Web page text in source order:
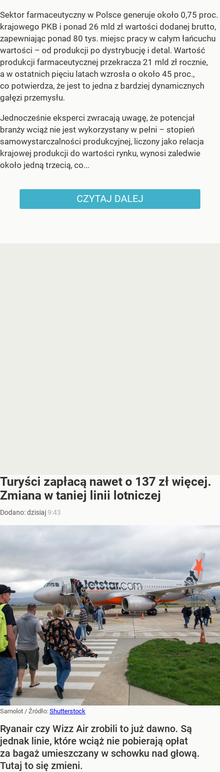
Sektor farmaceutyczny w Polsce generuje około 0,75 proc.
krajowego PKB i ponad 26 mld zł wartości dodanej brutto,
zapewniając ponad 80 tys. miejsc pracy w całym łańcuchu
wartości – od produkcji po dystrybucję i detal. Wartość
produkcji farmaceutycznej przekracza 21 mld zł rocznie,
a w ostatnich pięciu latach wzrosła o około 45 proc.,
co potwierdza, że jest to jedna z bardziej dynamicznych
gałęzi przemysłu.
Jednocześnie eksperci zwracają uwagę, że potencjał
branży wciąż nie jest wykorzystany w pełni – stopień
samowystarczalności produkcyjnej, liczony jako relacja
krajowej produkcji do wartości rynku, wynosi zaledwie
około jedną trzecią, co...
CZYTAJ DALEJ
Turyści zapłacą nawet o 137 zł więcej.
Zmiana w taniej linii lotniczej
Dodano:dzisiaj9:43
Samolot / Źródło: Shutterstock
Ryanair czy Wizz Air zrobili to już dawno. Są
jednak linie, które wciąż nie pobierają opłat
za bagaż umieszczany w schowku nad głową.
Tutaj to się zmieni.